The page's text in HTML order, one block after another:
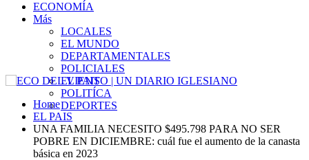
ECONOMÍA
Más
LOCALES
EL MUNDO
DEPARTAMENTALES
POLICIALES
EL PAIS
POLITÍCA
DEPORTES
Home
EL PAIS
UNA FAMILIA NECESITO $495.798 PARA NO SER
POBRE EN DICIEMBRE: cuál fue el aumento de la canasta
básica en 2023